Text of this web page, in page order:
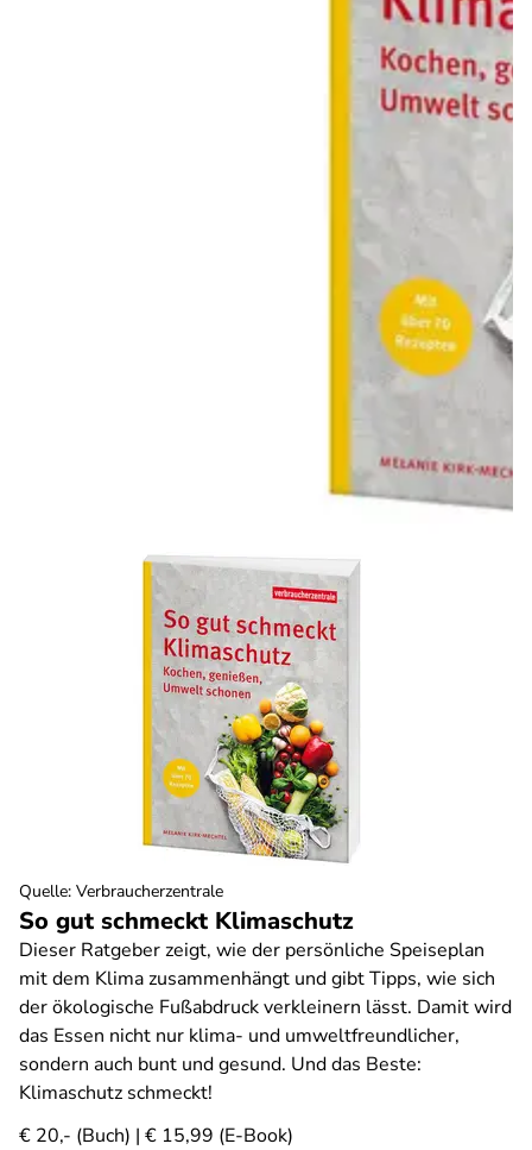
So gut schmeckt Klimaschutz
Dieser Ratgeber zeigt, wie der persönliche Speiseplan
mit dem Klima zusammenhängt und gibt Tipps, wie sich
der ökologische Fußabdruck verkleinern lässt. Damit wird
das Essen nicht nur klima- und umweltfreundlicher,
sondern auch bunt und gesund. Und das Beste:
Klimaschutz schmeckt!
€ 20,- (Buch) | € 15,99 (E-Book)
Quelle: Verbraucherzentrale